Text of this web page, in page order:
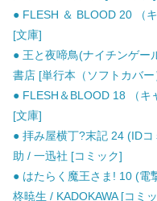
● FLESH ＆ BLOOD 20 （
[文庫]
● 王と夜啼鳥(ナイチンゲー
書店 [単行本（ソフトカバー
● FLESH＆BLOOD 18 （キ
[文庫]
● 拝み屋横丁?末記 24 (ID
助 / 一迅社 [コミック]
● はたらく魔王さま! 10 (電
柊暁生 / KADOKAWA [コミ